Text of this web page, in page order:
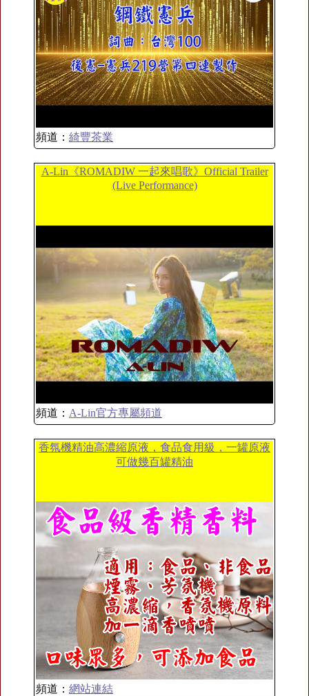
頻道： 綺豐茶業
A-Lin《ROMADIW 一起來唱歌》Official Trailer
(Live Performance)
頻道： A-Lin官方專屬頻道
香氛機精油高濃縮原液，食品食用級，一罐原液
可做幾百罐精油
頻道： 網站連結